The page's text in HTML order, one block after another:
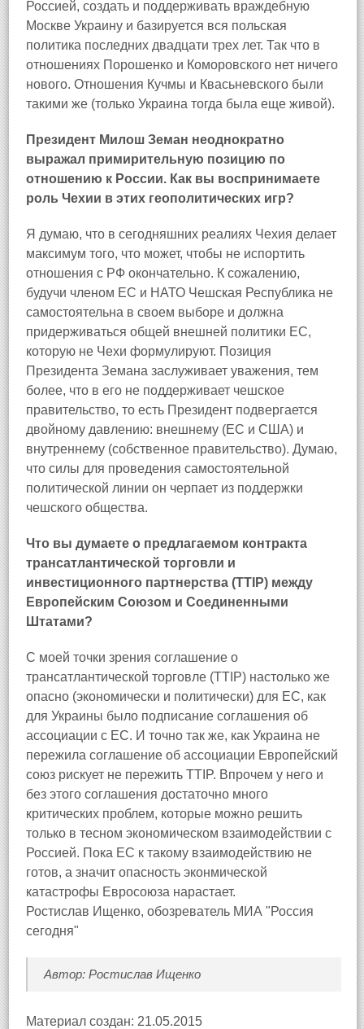
Россией, создать и поддерживать враждебную
Москве Украину и базируется вся польская
политика последних двадцати трех лет. Так что в
отношениях Порошенко и Коморовского нет ничего
нового. Отношения Кучмы и Квасьневского были
такими же (только Украина тогда была еще живой).
Президент Милош Земан неоднократно
выражал примирительную позицию по
отношению к России. Как вы воспринимаете
роль Чехии в этих геополитических игр?
Я думаю, что в сегодняшних реалиях Чехия делает
максимум того, что может, чтобы не испортить
отношения с РФ окончательно. К сожалению,
будучи членом ЕС и НАТО Чешская Республика не
самостоятельна в своем выборе и должна
придерживаться общей внешней политики ЕС,
которую не Чехи формулируют. Позиция
Президента Земана заслуживает уважения, тем
более, что в его не поддерживает чешское
правительство, то есть Президент подвергается
двойному давлению: внешнему (ЕС и США) и
внутреннему (собственное правительство). Думаю,
что силы для проведения самостоятельной
политической линии он черпает из поддержки
чешского общества.
Что вы думаете о предлагаемом контракта
трансатлантической торговли и
инвестиционного партнерства (TTIP) между
Европейским Союзом и Соединенными
Штатами?
С моей точки зрения соглашение о
трансатлантической торговле (TTIP) настолько же
опасно (экономически и политически) для ЕС, как
для Украины было подписание соглашения об
ассоциации с ЕС. И точно так же, как Украина не
пережила соглашение об ассоциации Европейский
союз рискует не пережить TTIP. Впрочем у него и
без этого соглашения достаточно много
критических проблем, которые можно решить
только в тесном экономическом взаимодействии с
Россией. Пока ЕС к такому взаимодействию не
готов, а значит опасность эконмической
катастрофы Евросоюза нарастает.
Ростислав Ищенко, обозреватель МИА "Россия
сегодня"
Автор: Ростислав Ищенко
Материал создан: 21.05.2015